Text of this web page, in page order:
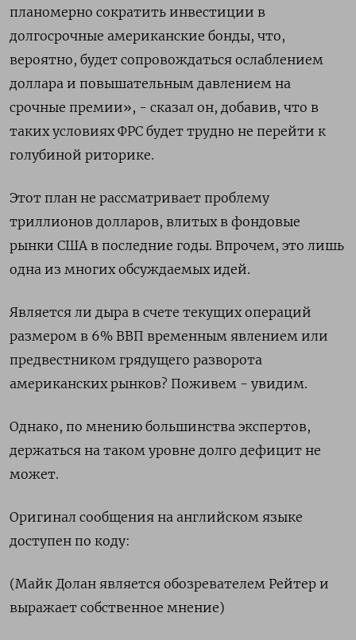
планомерно сократить инвестиции в
долгосрочные американские бонды, что,
вероятно, будет сопровождаться ослаблением
доллара и повышательным давлением на
срочные премии», - сказал он, добавив, что в
таких условиях ФРС будет трудно не перейти к
голубиной риторике.
Этот план не рассматривает проблему
триллионов долларов, влитых в фондовые
рынки США в последние годы. Впрочем, это лишь
одна из многих обсуждаемых идей.
Является ли дыра в счете текущих операций
размером в 6% ВВП временным явлением или
предвестником грядущего разворота
американских рынков? Поживем - увидим.
Однако, по мнению большинства экспертов,
держаться на таком уровне долго дефицит не
может.
Оригинал сообщения на английском языке
доступен по коду:
(Майк Долан является обозревателем Рейтер и
выражает собственное мнение)